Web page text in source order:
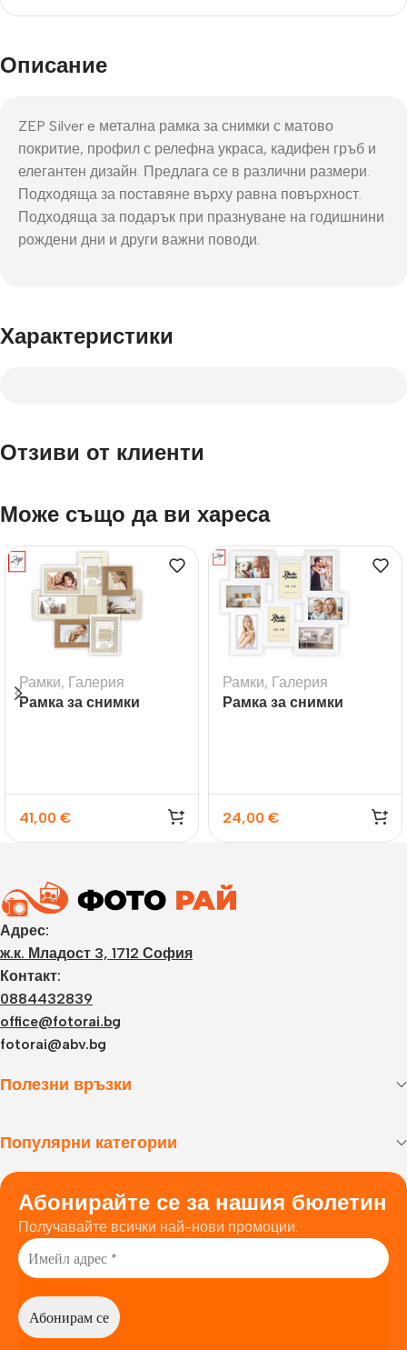
Описание
ZEP Silver e метална рамка за снимки с матово
покритие, профил с релефна украса, кадифен гръб и
елегантен дизайн. Предлага се в различни размери.
Подходяща за поставяне върху равна повърхност.
Подходяща за подарък при празнуване на годишнини
рождени дни и други важни поводи.
Характеристики
Отзиви от клиенти
Може също да ви хареса
Рамки, Галерия
Рамка за снимки
41,00 €
Рамки, Галерия
Рамка за снимки
24,00 €
Адрес:
ж.к. Младост 3, 1712 София
Контакт:
0884432839
office@fotorai.bg
fotorai@abv.bg
Полезни връзки
Популярни категории
Абонирайте се за нашия бюлетин
Получавайте всички най-нови промоции.